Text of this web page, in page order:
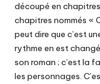
découpé en
chapitres nommés «
peut dire que c’est
rythme en est
son roman ; c’est la
les personnages.